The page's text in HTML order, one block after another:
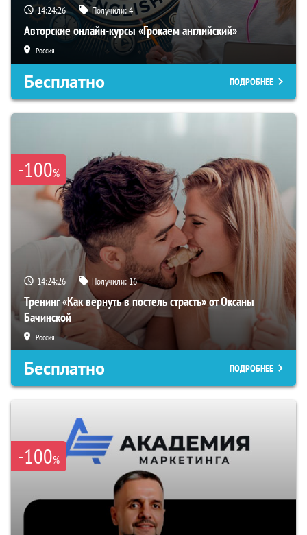
14:24:25 Получили:4
Авторские онлайн-курсы «Грокаем английский»
Россия
Бесплатно ПОДРОБНЕЕ
-100%
14:24:25 Получили:16
Тренинг «Как вернуть в постель страсть» от Оксаны
Бачинской
Россия
Бесплатно ПОДРОБНЕЕ
-100%